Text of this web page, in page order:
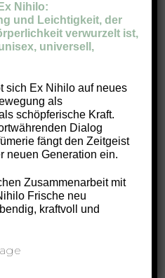
Öffnungszeiten
Montag bis Freitag 9:30 –
18:00
Samstag 9:30 – 15:00
Instagram
Nihilo:
und Leichtigkeit, der
verwurzelt ist,
universell,
sich Ex Nihilo auf neues
als
schöpferische Kraft.
Dialog
fängt den Zeitgeist
neuen Generation ein.
Zusammenarbeit mit
Frische neu
kraftvoll und